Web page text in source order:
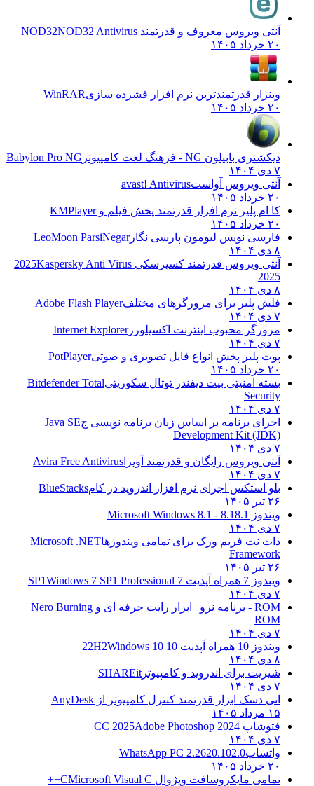
آنتی ویروس معروف و قدرتمند NOD32NOD32 Antivirus
۲۰ خرداد ۱۴۰۵
وینرار قدرتمندترین نرم افزار فشرده سازیWinRAR
۲۰ خرداد ۱۴۰۵
دیکشنری بابیلون NG - فرهنگ لغت کامپیوتر
Babylon Pro NG
آنتی ویروس آواستavast! Antivirus
۲۰ خرداد ۱۴۰۵
کا ام پلیر نرم افزار قدرتمند پخش فیلم وKMPlayer
۲۰ خرداد ۱۴۰۵
فارسی نویس لیومون پارسی نگارLeoMoon ParsiNegar
آنتی ویروس قدرتمند کسپرسکی 2025 Kaspersky Anti Virus
2025
فلش پلیر برای مرورگرهای مختلف Adobe Flash Player
مرورگر محبوب اینترنت اکسپلورر Internet Explorer
پوت پلیر پخش انواع فایل تصویری و صوتیPotPlayer
۲۰ خرداد ۱۴۰۵
بسته امنیتی بیت دیفندر توتال سکوریتیBitdefender Total
Security
اجرای برنامه بر اساس زبان برنامه نویسی ج Java SE
Development Kit (JDK)
آنتی ویروس رایگان و قدرتمند آویراAvira Free Antivirus
بلو استکس اجرای نرم افزار اندروید در کامBlueStacks
۲۶ تیر ۱۴۰۵
ویندوز 8.18.1 - Microsoft Windows 8.1
دات نت فریم ورک برای تمامی ویندوزهاMicrosoft .NET
Framework
۲۶ تیر ۱۴۰۵
ویندوز 7 همراه آپدیت 7 SP1
Windows 7 SP1 Professional
ROM - برنامه نرو | ابزار رایت حرفه ای و
Nero Burning
ROM
ویندوز 10 همراه آپدیت 10 22H2
Windows 10
شیریت برای اندروید و کامپیوترSHAREit
انی دسک ابزار قدرتمند کنترل کامپیوتر ازAnyDesk
۱۵ مرداد ۱۴۰۵
فتوشاپ CC 2025Adobe Photoshop 2024
واتساپWhatsApp PC 2.2620.102.0
۲۰ خرداد ۱۴۰۵
تمامی مایکروسافت ویژوال C Microsoft Visual C++